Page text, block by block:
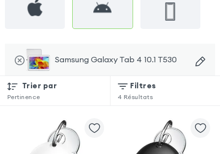
Samsung Galaxy Tab 4 10.1 T530
Trier par
Pertinence
Filtres
4 Résultats